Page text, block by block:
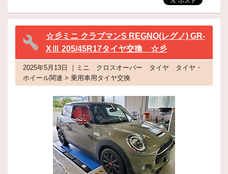
☆彡ミニ クラブマンS REGNO(レグノ) GR-
XⅢ 205/45R17タイヤ交換 ☆彡
2025年5月13日 ｜ミニ クロスオーバー タイヤ タイヤ・
ホイール関連 > 乗用車用タイヤ交換